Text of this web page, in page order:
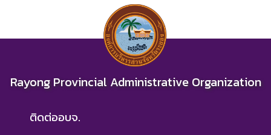
Rayong Provincial Administrative Organization
ติดต่ออบจ.